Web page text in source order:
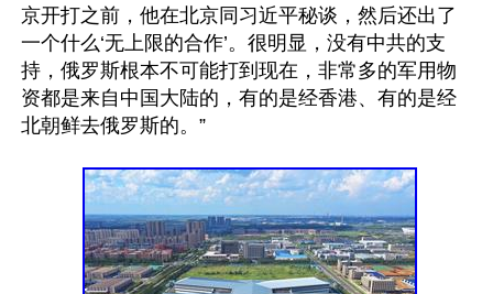
京开打之前，他在北京同习近平秘谈，然后还出了
一个什么‘无上限的合作’。很明显，没有中共的支
持，俄罗斯根本不可能打到现在，非常多的军用物
资都是来自中国大陆的，有的是经香港、有的是经
北朝鲜去俄罗斯的。”